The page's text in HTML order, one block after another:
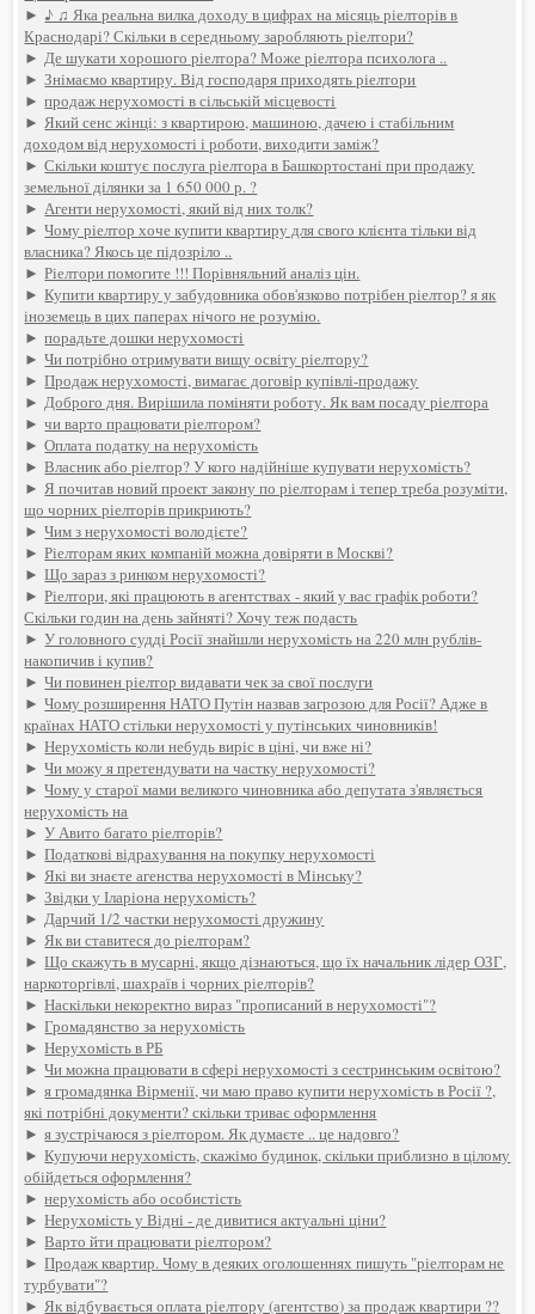
► ♪ ♫ Яка реальна вилка доходу в цифрах на місяць ріелторів в
Краснодарі? Скільки в середньому заробляють ріелтори?
►Де шукати хорошого ріелтора? Може ріелтора психолога ..
►Знімаємо квартиру. Від господаря приходять ріелтори
►продаж нерухомості в сільській місцевості
►Який сенс жінці: з квартирою, машиною, дачею і стабільним
доходом від нерухомості і роботи, виходити заміж?
►Скільки коштує послуга ріелтора в Башкортостані при продажу
земельної ділянки за 1 650 000 р. ?
►Агенти нерухомості, який від них толк?
►Чому ріелтор хоче купити квартиру для свого клієнта тільки від
власника? Якось це підозріло ..
►Ріелтори помогите !!! Порівняльний аналіз цін.
►Купити квартиру у забудовника обов'язково потрібен ріелтор? я як
іноземець в цих паперах нічого не розумію.
►порадьте дошки нерухомості
►Чи потрібно отримувати вищу освіту ріелтору?
►Продаж нерухомості, вимагає договір купівлі-продажу
►Доброго дня. Вирішила поміняти роботу. Як вам посаду ріелтора
►чи варто працювати ріелтором?
►Оплата податку на нерухомість
►Власник або ріелтор? У кого надійніше купувати нерухомість?
►Я почитав новий проект закону по ріелторам і тепер треба розуміти,
що чорних ріелторів прикриють?
►Чим з нерухомості володієте?
►Ріелторам яких компаній можна довіряти в Москві?
►Що зараз з ринком нерухомості?
►Ріелтори, які працюють в агентствах - який у вас графік роботи?
Скільки годин на день зайняті? Хочу теж подасть
►У головного судді Росії знайшли нерухомість на 220 млн рублів-
накопичив і купив?
►Чи повинен ріелтор видавати чек за свої послуги
►Чому розширення НАТО Путін назвав загрозою для Росії? Адже в
країнах НАТО стільки нерухомості у путінських чиновників!
►Нерухомість коли небудь виріс в ціні, чи вже ні?
►Чи можу я претендувати на частку нерухомості?
►Чому у старої мами великого чиновника або депутата з'являється
нерухомість на
►У Авито багато ріелторів?
►Податкові відрахування на покупку нерухомості
►Які ви знаєте агенства нерухомості в Мінську?
►Звідки у Іларіона нерухомість?
►Дарчий 1/2 частки нерухомості дружину
►Як ви ставитеся до ріелторам?
►Що скажуть в мусарні, якщо дізнаються, що їх начальник лідер ОЗГ,
наркоторгівлі, шахраїв і чорних ріелторів?
►Наскільки некоректно вираз "прописаний в нерухомості"?
►Громадянство за нерухомість
►Нерухомість в РБ
►Чи можна працювати в сфері нерухомості з сестринським освітою?
►я громадянка Вірменії, чи маю право купити нерухомість в Росії ?,
які потрібні документи? скільки триває оформлення
►я зустрічаюся з ріелтором. Як думаєте .. це надовго?
►Купуючи нерухомість, скажімо будинок, скільки приблизно в цілому
обійдеться оформлення?
►нерухомість або особистість
►Нерухомість у Відні - де дивитися актуальні ціни?
►Варто йти працювати ріелтором?
►Продаж квартир. Чому в деяких оголошеннях пишуть "ріелторам не
турбувати"?
►Як відбувається оплата ріелтору (агентство) за продаж квартири ??